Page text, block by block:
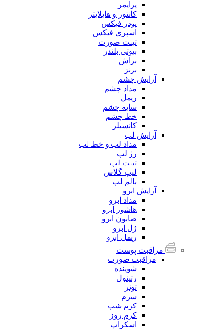
پرایمر
کانتور و هایلایتر
پودر فیکس
اسپری فیکس
تینت صورت
بیوتی بلندر
براش
برنز
آرایش چشم
مداد چشم
ریمل
سایه چشم
خط چشم
کانسیلر
آرایش لب
مداد لب و خط لب
رژ لب
تینت لب
لیپ گلاس
بالم لب
آرایش ابرو
مداد ابرو
هاشور ابرو
صابون ابرو
ژل ابرو
ریمل ابرو
مراقبت پوست
مراقبت صورت
شوینده
رتینول
تونر
سرم
کرم شب
کرم روز
اسکراپ